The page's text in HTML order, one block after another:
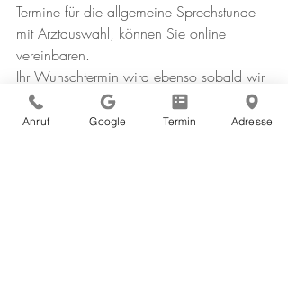
Termine für die allgemeine Sprechstunde
mit Arztauswahl, können Sie online
vereinbaren.
Ihr Wunschtermin wird ebenso sobald wir
wieder da sind am Di. 11.04.2023 per
E-mail bestätigt.
Anruf Google Termin Adresse